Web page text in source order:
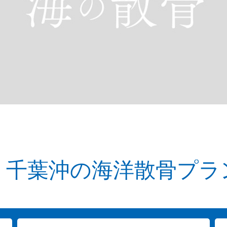
千葉沖の海洋散骨プラ